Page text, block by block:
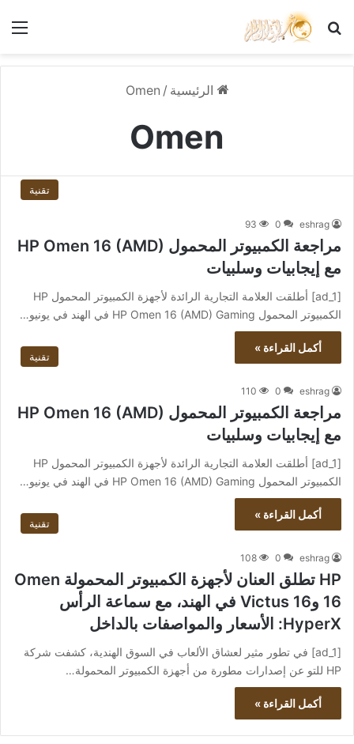
بحث عن
الرئيسية /
Omen
Omen
تقنية
eshrag
0
93
مراجعة الكمبيوتر المحمول HP Omen 16 (AMD)
مع إيجابيات وسلبيات
[ad_1] أطلقت العلامة التجارية الرائدة لأجهزة الكمبيوتر المحمول HP
الكمبيوتر المحمول HP Omen 16 (AMD) Gaming في الهند في يونيو…
أكمل القراءة »
تقنية
eshrag
0
110
مراجعة الكمبيوتر المحمول HP Omen 16 (AMD)
مع إيجابيات وسلبيات
[ad_1] أطلقت العلامة التجارية الرائدة لأجهزة الكمبيوتر المحمول HP
الكمبيوتر المحمول HP Omen 16 (AMD) Gaming في الهند في يونيو…
أكمل القراءة »
تقنية
eshrag
0
108
HP تطلق العنان لأجهزة الكمبيوتر المحمولة Omen
16 وVictus 16 في الهند، مع سماعة الرأس
HyperX: الأسعار والمواصفات بالداخل
[ad_1] في تطور مثير لعشاق الألعاب في السوق الهندية، كشفت شركة
HP للتو عن إصدارات مطورة من أجهزة الكمبيوتر المحمولة…
أكمل القراءة »